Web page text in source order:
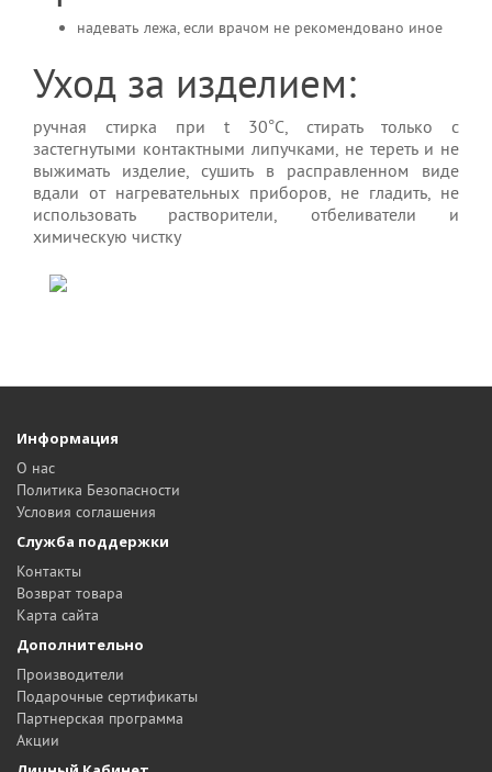
надевать лежа, если врачом не рекомендовано иное
Уход за изделием:
ручная стирка при t 30°С, стирать только с
застегнутыми контактными липучками, не тереть и не
выжимать изделие, сушить в расправленном виде
вдали от нагревательных приборов, не гладить, не
использовать растворители, отбеливатели и
химическую чистку
Информация
О нас
Политика Безопасности
Условия соглашения
Служба поддержки
Контакты
Возврат товара
Карта сайта
Дополнительно
Производители
Подарочные сертификаты
Партнерская программа
Акции